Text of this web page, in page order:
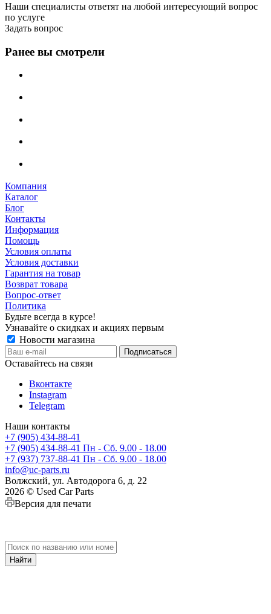
Наши специалисты ответят на любой интересующий вопрос
по услуге
Задать вопрос
Ранее вы смотрели
Компания
Каталог
Блог
Контакты
Информация
Помощь
Условия оплаты
Условия доставки
Гарантия на товар
Возврат товара
Вопрос-ответ
Политика
Будьте всегда в курсе!
Узнавайте о скидках и акциях первым
Новости магазина
Оставайтесь на связи
Вконтакте
Instagram
Telegram
Наши контакты
+7 (905) 434-88-41
+7 (905) 434-88-41 Пн - Сб. 9.00 - 18.00
+7 (937) 737-88-41 Пн - Сб. 9.00 - 18.00
info@uc-parts.ru
Волжский, ул. Автодорога 6, д. 22
2026 © Used Car Parts
Версия для печати
Найти